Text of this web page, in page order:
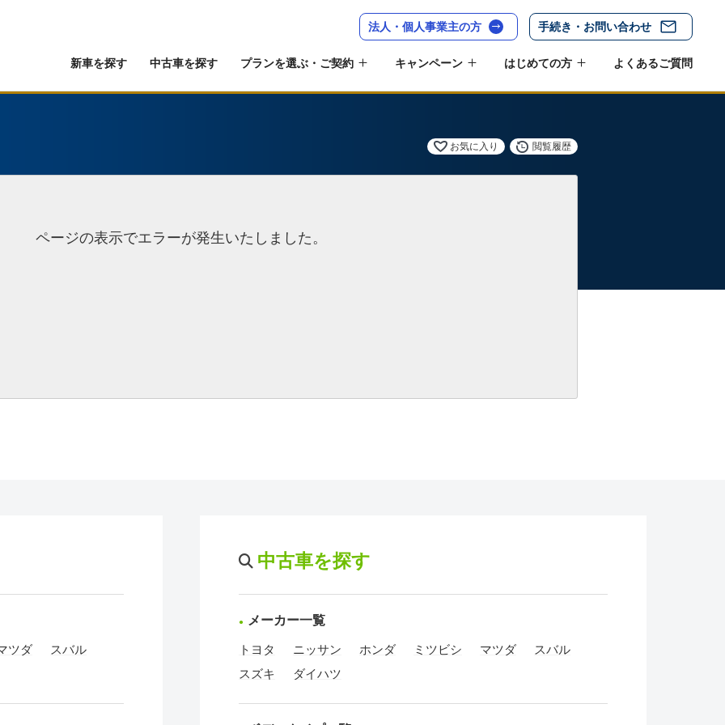
法人・個人事業主の方 手続き・お問い合わせ
新車を探す 中古車を探す プランを選ぶ・ご契約 キャンペーン はじめての方 よくあるご質問
お気に入り 閲覧履歴
ページの表示でエラーが発生いたしました。
ツダ スバル
中古車を探す
メーカー一覧
トヨタ ニッサン ホンダ ミツビシ マツダ
スバル
スズキ
ダイハツ